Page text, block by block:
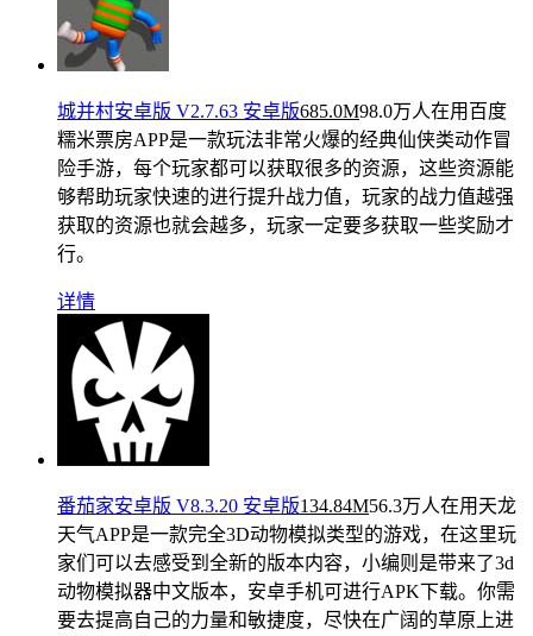
城并村安卓版 V2.7.63 安卓版685.0M98.0万人在用 百度
糯米票房APP是一款玩法非常火爆的经典仙侠类动作冒
险手游，每个玩家都可以获取很多的资源，这些资源能
够帮助玩家快速的进行提升战力值，玩家的战力值越强
获取的资源也就会越多，玩家一定要多获取一些奖励才
行。
详情
番茄家安卓版 V8.3.20 安卓版134.84M56.3万人在用 天龙
天气APP是一款完全3D动物模拟类型的游戏，在这里玩
家们可以去感受到全新的版本内容，小编则是带来了3d
动物模拟器中文版本，安卓手机可进行APK下载。你需
要去提高自己的力量和敏捷度，尽快在广阔的草原上进